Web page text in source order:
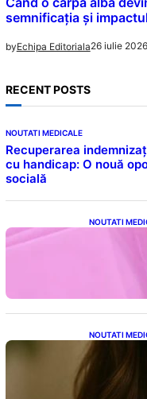
semnificația și
byEchipa Editoriala26 iulie 2026
RECENT POSTS
NOUTATI MEDICALE
Recuperarea
cu handicap: O nouă
socială
NOUTATI
a
NOUTATI
Ceaiul –